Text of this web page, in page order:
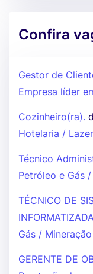
Confira
Gestor de
Empresa líder
Cozinheiro(ra).
Hotelaria /
Técnico
Petróleo e Gás
TÉCNICO DE
Gás / Mineração
GERENTE DE